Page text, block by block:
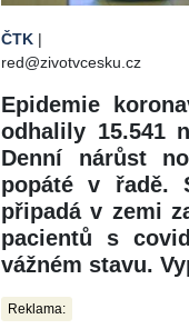
ČTK |
red@zivotvcesku.cz
Epidemie
odhalily 15.541
Denní nárůst
popáté v řadě.
připadá v zemi
pacientů s
vážném stavu.
Reklama: